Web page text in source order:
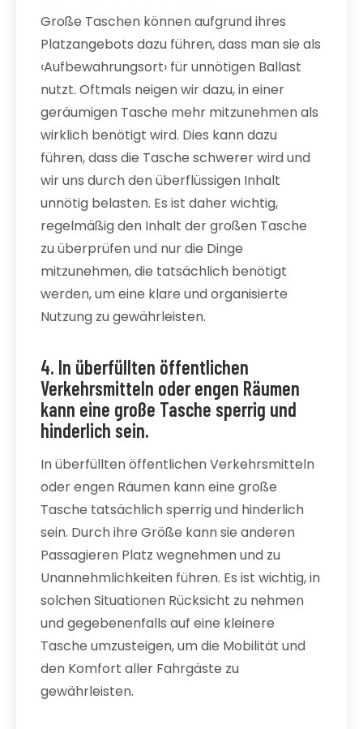
Große Taschen können aufgrund ihres
Platzangebots dazu führen, dass man sie als
‹Aufbewahrungsort› für unnötigen Ballast
nutzt. Oftmals neigen wir dazu, in einer
geräumigen Tasche mehr mitzunehmen als
wirklich benötigt wird. Dies kann dazu
führen, dass die Tasche schwerer wird und
wir uns durch den überflüssigen Inhalt
unnötig belasten. Es ist daher wichtig,
regelmäßig den Inhalt der großen Tasche
zu überprüfen und nur die Dinge
mitzunehmen, die tatsächlich benötigt
werden, um eine klare und organisierte
Nutzung zu gewährleisten.
4. In überfüllten öffentlichen
Verkehrsmitteln oder engen Räumen
kann eine große Tasche sperrig und
hinderlich sein.
In überfüllten öffentlichen Verkehrsmitteln
oder engen Räumen kann eine große
Tasche tatsächlich sperrig und hinderlich
sein. Durch ihre Größe kann sie anderen
Passagieren Platz wegnehmen und zu
Unannehmlichkeiten führen. Es ist wichtig, in
solchen Situationen Rücksicht zu nehmen
und gegebenenfalls auf eine kleinere
Tasche umzusteigen, um die Mobilität und
den Komfort aller Fahrgäste zu
gewährleisten.